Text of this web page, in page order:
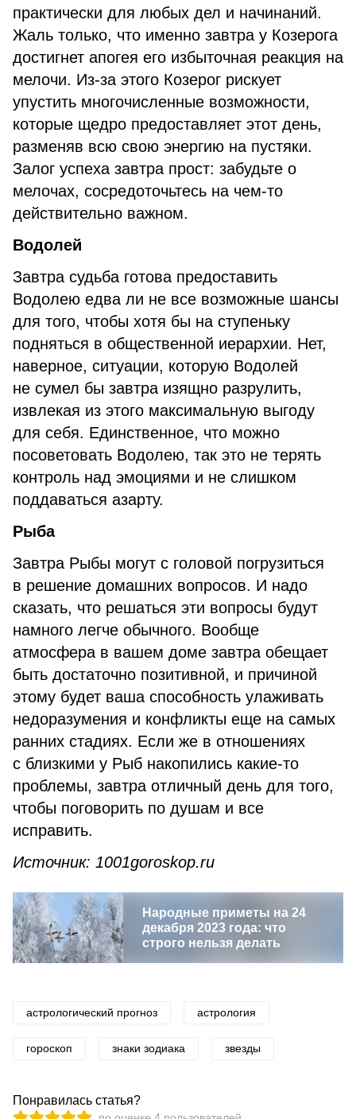
практически для любых дел и начинаний.
Жаль только, что именно завтра у Козерога
достигнет апогея его избыточная реакция на
мелочи. Из-за этого Козерог рискует
упустить многочисленные возможности,
которые щедро предоставляет этот день,
разменяв всю свою энергию на пустяки.
Залог успеха завтра прост: забудьте о
мелочах, сосредоточьтесь на чем-то
действительно важном.
Водолей
Завтра судьба готова предоставить
Водолею едва ли не все возможные шансы
для того, чтобы хотя бы на ступеньку
подняться в общественной иерархии. Нет,
наверное, ситуации, которую Водолей
не сумел бы завтра изящно разрулить,
извлекая из этого максимальную выгоду
для себя. Единственное, что можно
посоветовать Водолею, так это не терять
контроль над эмоциями и не слишком
поддаваться азарту.
Рыба
Завтра Рыбы могут с головой погрузиться
в решение домашних вопросов. И надо
сказать, что решаться эти вопросы будут
намного легче обычного. Вообще
атмосфера в вашем доме завтра обещает
быть достаточно позитивной, и причиной
этому будет ваша способность улаживать
недоразумения и конфликты еще на самых
ранних стадиях. Если же в отношениях
с близкими у Рыб накопились какие-то
проблемы, завтра отличный день для того,
чтобы поговорить по душам и все
исправить.
Источник: 1001goroskop.ru
Народные приметы на 24
декабря 2023 года: что
строго нельзя делать
астрологический прогноз астрология
гороскоп знаки зодиака звезды
Понравилась статья?